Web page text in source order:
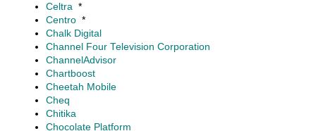
Celtra *
Centro *
Chalk Digital
Channel Four Television Corporation
ChannelAdvisor
Chartboost
Cheetah Mobile
Cheq
Chitika
Chocolate Platform